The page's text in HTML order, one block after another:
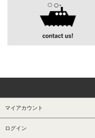
マイアカウント
ログイン